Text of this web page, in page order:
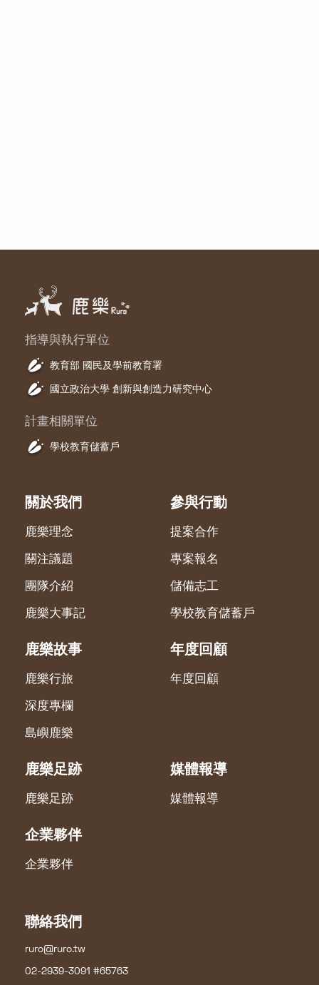
指導與執行單位
教育部 國民及學前教育署
國立政治大學 創新與創造力研究中心
計畫相關單位
學校教育儲蓄戶
關於我們
鹿樂理念
關注議題
團隊介紹
鹿樂大事記
參與行動
提案合作
專案報名
儲備志工
學校教育儲蓄戶
鹿樂故事
鹿樂行旅
深度專欄
島嶼鹿樂
年度回顧
年度回顧
鹿樂足跡
鹿樂足跡
媒體報導
媒體報導
企業夥伴
企業夥伴
聯絡我們
ruro@ruro.tw
02-2939-3091 #65763